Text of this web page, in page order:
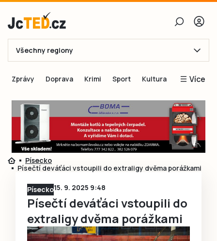
E-mail
Obnovit heslo
Přihlásit se
Ještě nemám účet, chci se
Všechny regiony
Zprávy Doprava Krimi Sport Kultura Více
Blogy
Inspirace
Čtenáři píší
Speciální přílohy
Písecko
Písečtí deváťáci vstoupili do extraligy dvěma porážkami
Písecko15. 9. 2025 9:48
Písečtí deváťáci vstoupili do
extraligy dvěma porážkami